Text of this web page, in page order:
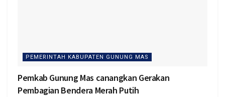
PEMERINTAH KABUPATEN GUNUNG MAS
Pemkab Gunung Mas canangkan Gerakan
Pembagian Bendera Merah Putih